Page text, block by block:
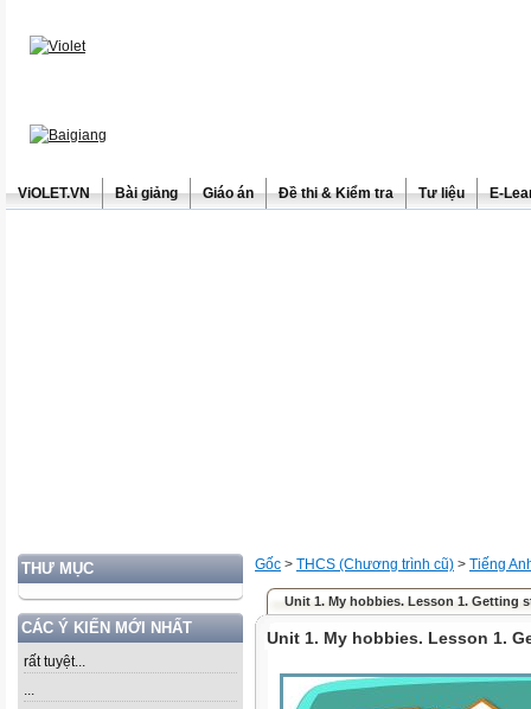
ViOLET.VN Bài giảng Giáo án Đề thi & Kiểm tra Tư liệu E-
THƯ MỤC
CÁC Ý KIẾN MỚI NHẤT
rất tuyệt...
...
Gốc > THCS (Chương trình cũ) > Tiếng
Unit 1. My hobbies. Lesson 1. Getting
Unit 1. My hobbies. Lesson 1.